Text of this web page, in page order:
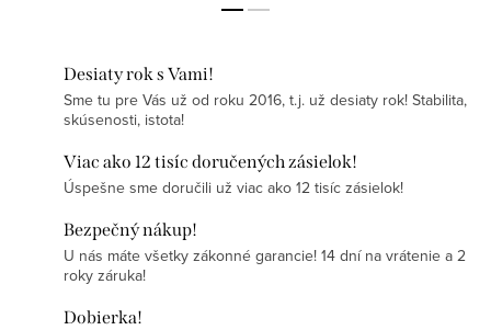
Desiaty rok s Vami!
Sme tu pre Vás už od roku 2016, t.j. už desiaty rok! Stabilita,
skúsenosti, istota!
Viac ako 12 tisíc doručených zásielok!
Úspešne sme doručili už viac ako 12 tisíc zásielok!
Bezpečný nákup!
U nás máte všetky zákonné garancie! 14 dní na vrátenie a 2
roky záruka!
Dobierka!